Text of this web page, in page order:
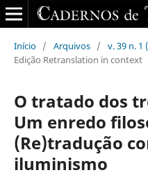
Início / Arquivos / v. 39 n.
Edição Retranslation in context
O tratado dos
Um enredo
(Re)tradução
iluminismo